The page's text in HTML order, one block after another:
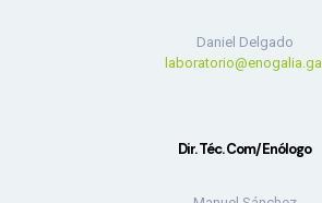
Daniel Delgado
laboratorio@enogalia.gal
Dir. Téc. Com/Enólogo